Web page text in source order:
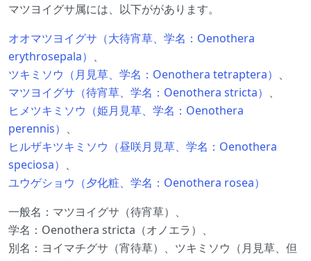
マツヨイグサ属には、以下ががあります。
オオマツヨイグサ（大待宵草、学名：Oenothera
erythrosepala） 、
ツキミソウ（月見草、学名：Oenothera tetraptera） 、
マツヨイグサ（待宵草、学名：Oenothera stricta） 、
ヒメツキミソウ（姫月見草、学名：Oenothera
perennis） 、
ヒルザキツキミソウ（昼咲月見草、学名：Oenothera
speciosa） 、
ユウゲショウ（夕化粧、学名：Oenothera rosea）
一般名：マツヨイグサ（待宵草）、
学名：Oenothera stricta（オノエラ）、
別名：ヨイマチグサ（宵待草）、ツキミソウ（月見草、但